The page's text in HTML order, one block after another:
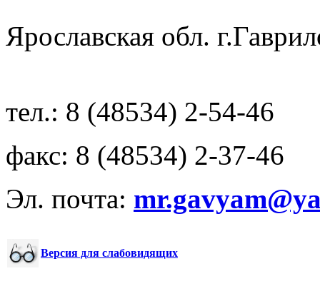
Ярославская обл.
тел.: 8 (48534) 2-54-46
факс: 8 (48534) 2-37-46
Эл. почта:
Версия для слабовидящих